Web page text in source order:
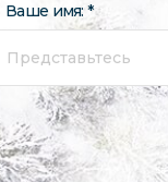
Ваше имя: *